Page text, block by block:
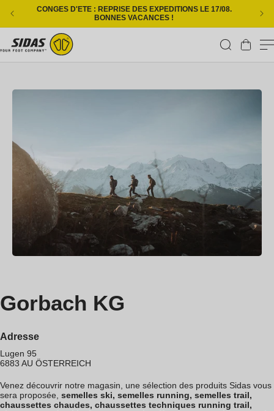
Ignorer et passer au contenu
CONGES D'ETE : REPRISE DES EXPEDITIONS LE 17/08.
BONNES VACANCES !
Panier
Gorbach KG
Adresse
Lugen 95
6883 AU ÖSTERREICH
Venez découvrir notre magasin, une sélection des produits Sidas vous
sera proposée, semelles ski, semelles running, semelles trail,
chaussettes chaudes, chaussettes techniques running trail,